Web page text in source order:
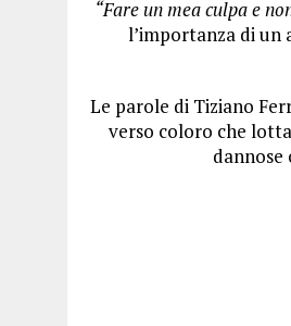
“Fare un mea culpa e
l’importanza di un
Le parole di Tiziano
verso coloro che
dannose